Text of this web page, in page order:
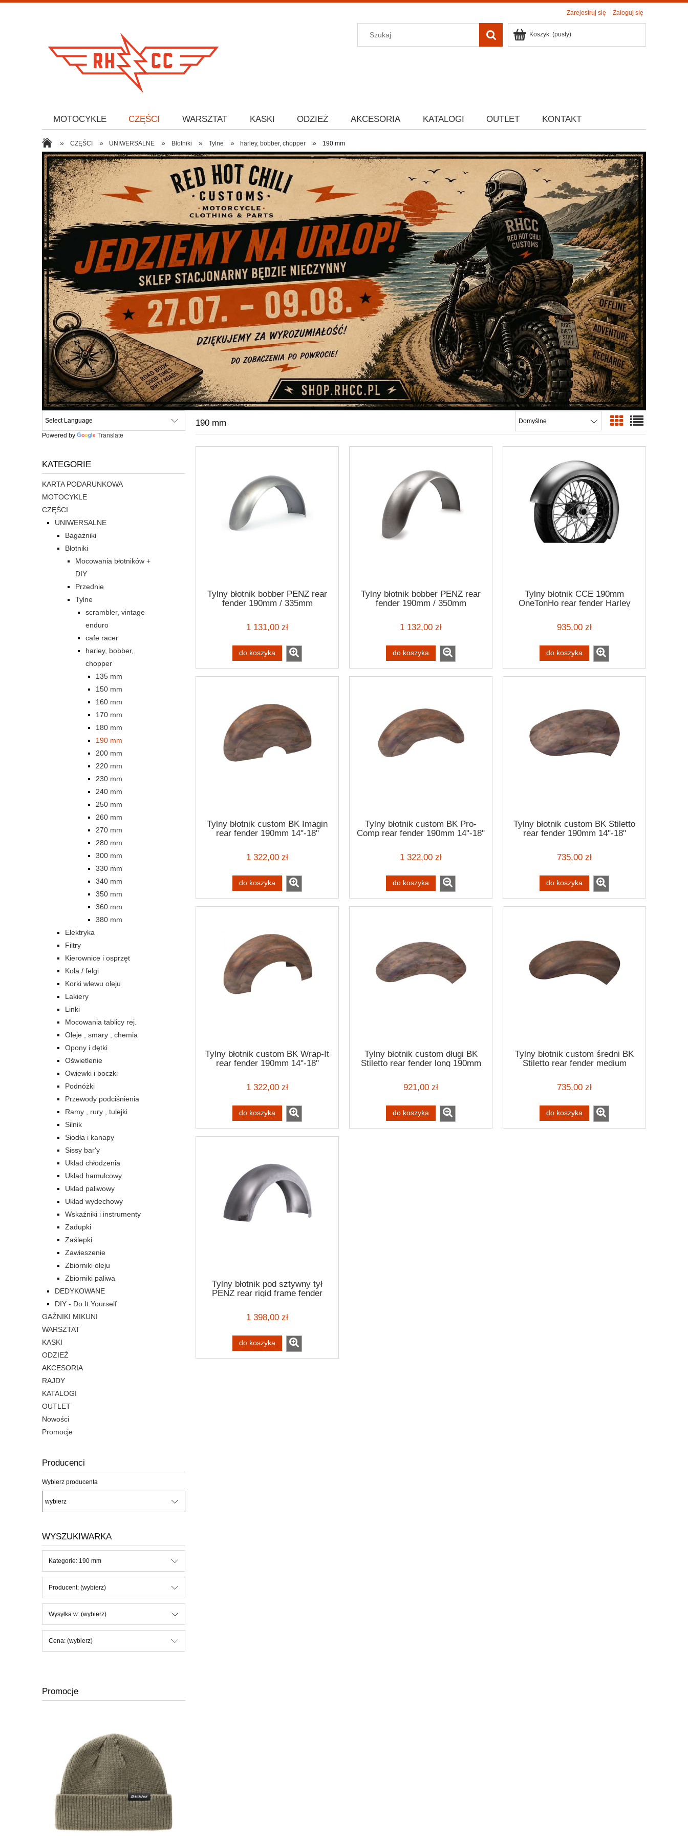
Zarejestruj się Zaloguj się
Koszyk: (pusty)
MOTOCYKLE CZĘŚCI WARSZTAT KASKI ODZIEŻ AKCESORIA KATALOGI OUTLET KONTAKT
» CZĘŚCI » UNIWERSALNE » Błotniki » Tylne » harley, bobber, chopper » 190 mm
Powered by Translate
KATEGORIE
KARTA PODARUNKOWA
MOTOCYKLE
CZĘŚCI
UNIWERSALNE
Bagażniki
Błotniki
Mocowania błotników +
DIY
Przednie
Tylne
scrambler, vintage
enduro
cafe racer
harley, bobber,
chopper
135 mm
150 mm
160 mm
170 mm
180 mm
190 mm
200 mm
220 mm
230 mm
240 mm
250 mm
260 mm
270 mm
280 mm
300 mm
330 mm
340 mm
350 mm
360 mm
380 mm
Elektryka
Filtry
Kierownice i osprzęt
Koła / felgi
Korki wlewu oleju
Lakiery
Linki
Mocowania tablicy rej.
Oleje , smary , chemia
Opony i dętki
Oświetlenie
Owiewki i boczki
Podnóżki
Przewody podciśnienia
Ramy , rury , tulejki
Silnik
Siodła i kanapy
Sissy bar'y
Układ chłodzenia
Układ hamulcowy
Układ paliwowy
Układ wydechowy
Wskaźniki i instrumenty
Zadupki
Zaślepki
Zawieszenie
Zbiorniki oleju
Zbiorniki paliwa
DEDYKOWANE
DIY - Do It Yourself
GAŹNIKI MIKUNI
WARSZTAT
KASKI
ODZIEŻ
AKCESORIA
RAJDY
KATALOGI
OUTLET
Nowości
Promocje
Producenci
Wybierz producenta
WYSZUKIWARKA
Kategorie: 190 mm
Producent: (wybierz)
Wysyłka w: (wybierz)
Cena: (wybierz)
Promocje
190 mm
Tylny błotnik bobber PENZ rear
fender 190mm / 335mm
1 131,00 zł
do koszyka
Tylny błotnik bobber PENZ rear
fender 190mm / 350mm
1 132,00 zł
do koszyka
Tylny błotnik CCE 190mm
OneTonHo rear fender Harley
935,00 zł
do koszyka
Tylny błotnik custom BK Imagin
rear fender 190mm 14"-18"
1 322,00 zł
do koszyka
Tylny błotnik custom BK Pro-
Comp rear fender 190mm 14"-18"
1 322,00 zł
do koszyka
Tylny błotnik custom BK Stiletto
rear fender 190mm 14"-18"
735,00 zł
do koszyka
Tylny błotnik custom BK Wrap-It
rear fender 190mm 14"-18"
1 322,00 zł
do koszyka
Tylny błotnik custom długi BK
Stiletto rear fender long 190mm
921,00 zł
do koszyka
Tylny błotnik custom średni BK
Stiletto rear fender medium
735,00 zł
do koszyka
Tylny błotnik pod sztywny tył
PENZ rear rigid frame fender
1 398,00 zł
do koszyka